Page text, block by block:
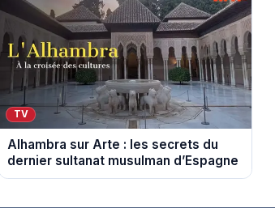
TV
Alhambra sur Arte : les secrets du
dernier sultanat musulman d’Espagne